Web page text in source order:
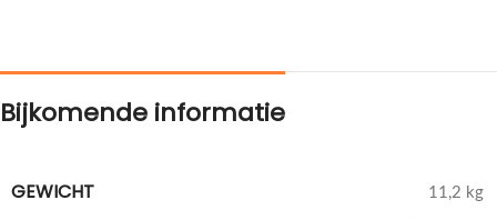
Bijkomende informatie
GEWICHT 11,2 kg